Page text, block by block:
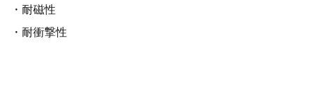
・耐磁性
・耐衝撃性